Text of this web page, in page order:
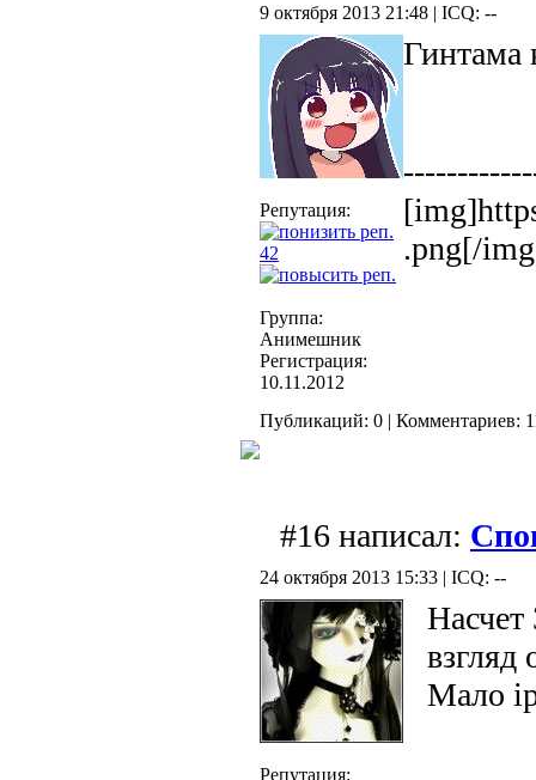
9 октября 2013 21:48 | ICQ: --
Репутация:
42
Группа:
Анимешник
Регистрация:
10.11.2012
Гинтама
.png[/
Публикаций: 0 | Комментариев:
#16 написал:
24 октября 2013 15:33 | ICQ: --
Репутация:
Насчет
взгляд
Мало